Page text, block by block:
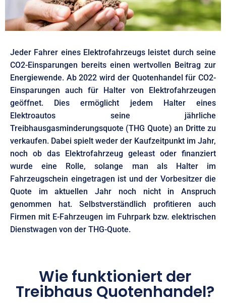
Jeder Fahrer eines Elektrofahrzeugs leistet durch seine
CO2-Einsparungen bereits einen wertvollen Beitrag zur
Energiewende. Ab 2022 wird der Quotenhandel für CO2-
Einsparungen auch für Halter von Elektrofahrzeugen
geöffnet. Dies ermöglicht jedem Halter eines
Elektroautos seine jährliche
Treibhausgasminderungsquote (THG Quote) an Dritte zu
verkaufen. Dabei spielt weder der Kaufzeitpunkt im Jahr,
noch ob das Elektrofahrzeug geleast oder finanziert
wurde eine Rolle, solange man als Halter im
Fahrzeugschein eingetragen ist und der Vorbesitzer die
Quote im aktuellen Jahr noch nicht in Anspruch
genommen hat. Selbstverständlich profitieren auch
Firmen mit E-Fahrzeugen im Fuhrpark bzw. elektrischen
Dienstwagen von der THG-Quote.
Wie funktioniert der
Treibhaus Quotenhandel?